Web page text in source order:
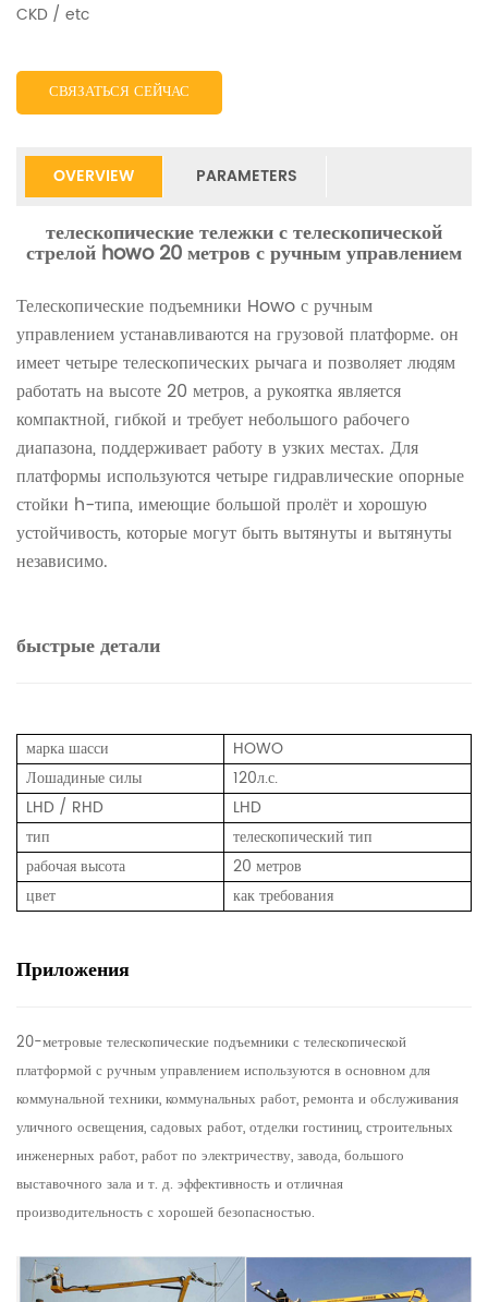
CKD / etc
СВЯЗАТЬСЯ СЕЙЧАС
OVERVIEW PARAMETERS
телескопические тележки с телескопической
стрелой howo 20 метров с ручным управлением
Телескопические подъемники Howo с ручным
управлением устанавливаются на грузовой платформе. он
имеет четыре телескопических рычага и позволяет людям
работать на высоте 20 метров, а рукоятка является
компактной, гибкой и требует небольшого рабочего
диапазона, поддерживает работу в узких местах. Для
платформы используются четыре гидравлические опорные
стойки h-типа, имеющие большой пролёт и хорошую
устойчивость, которые могут быть вытянуты и вытянуты
независимо.
быстрые детали
марка шасси
HOWO
Лошадиные силы
120л.с.
LHD / RHD
LHD
тип
телескопический тип
рабочая высота
20 метров
цвет
как требования
Приложения
20-метровые телескопические подъемники с телескопической
платформой с ручным управлением используются в основном для
коммунальной техники, коммунальных работ, ремонта и обслуживания
уличного освещения, садовых работ, отделки гостиниц, строительных
инженерных работ, работ по электричеству, завода, большого
выставочного зала и т. д. эффективность и отличная
производительность с хорошей безопасностью.